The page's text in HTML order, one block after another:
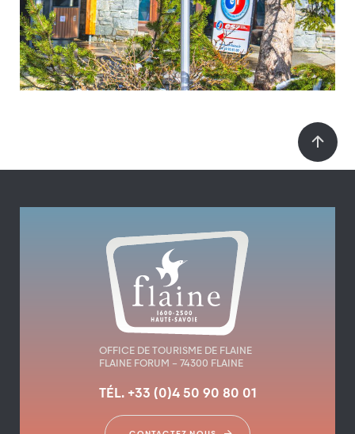
OFFICE DE TOURISME DE FLAINE
FLAINE FORUM – 74300 FLAINE
TÉL. +33 (0)4 50 90 80 01